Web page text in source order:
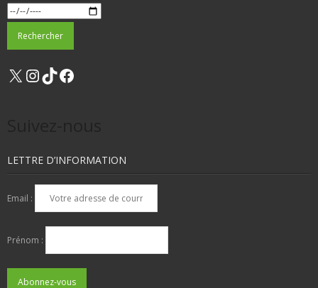
X Instagram
TikTok
LETTRE D’INFORMATION
Email :
Prénom :